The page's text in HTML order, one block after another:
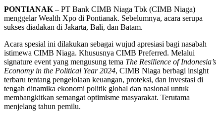
PONTIANAK –PT Bank CIMB Niaga Tbk (CIMB Niaga)
menggelar Wealth Xpo di Pontianak. Sebelumnya, acara serupa
sukses diadakan di Jakarta, Bali, dan Batam.
Acara spesial ini dilakukan sebagai wujud apresiasi bagi nasabah
istimewa CIMB Niaga. Khususnya CIMB Preferred. Melalui
signature event yang mengusung tema The Resilience of Indonesia’s
Economy in the Political Year 2024, CIMB Niaga berbagi insight
terbaru tentang pengelolaan keuangan, proteksi, dan investasi di
tengah dinamika ekonomi politik global dan nasional untuk
membangkitkan semangat optimisme masyarakat. Terutama
menjelang tahun pemilu.